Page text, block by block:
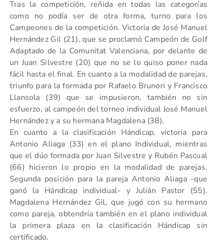
Tras la competición, reñida en todas las categorías
como no podía ser de otra forma, turno para los
Campeones de la competición. Victoria de José Manuel
Hernández Gil (21), que se proclamó Campeón de Golf
Adaptado de la Comunitat Valenciana, por delante de
un Juan Silvestre (20) que no se lo quiso poner nada
fácil hasta el final. En cuanto a la modalidad de parejas,
triunfo para la formada por Rafaelo Brunori y Francisco
Llansola (39) que se impusieron, también no sin
esfuerzo, al campeón del torneo individual José Manuel
Hernández y a su hermana Magdalena (38).
En cuanto a la clasificación Hándicap, victoria para
Antonio Aliaga (33) en el plano Individual, mientras
que el dúo formada por Juan Silvestre y Rubén Pascual
(66) hicieron lo propio en la modalidad de parejas.
Segunda posición para la pareja Antonio Aliaga -que
ganó la Hándicap individual- y Julián Pastor (55).
Magdalena Hernández Gil, que jugó con su hermano
como pareja, obtendría también en el plano individual
la primera plaza en la clasificación Hándicap sin
certificado.